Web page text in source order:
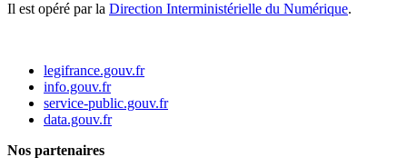
Il est opéré par la Direction Interministérielle du Numérique.
legifrance.gouv.fr
info.gouv.fr
service-public.gouv.fr
data.gouv.fr
Nos partenaires